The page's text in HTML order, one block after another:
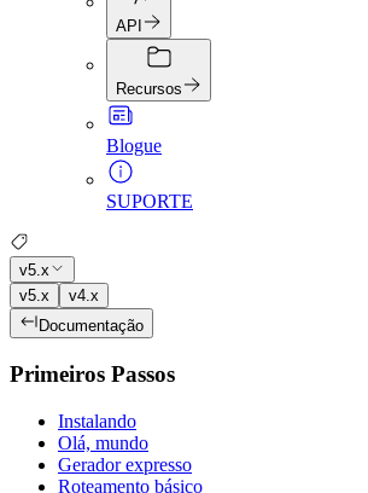
API
Recursos
Blogue
SUPORTE
v5.x
v5.x
v4.x
Documentação
Primeiros Passos
Instalando
Olá, mundo
Gerador expresso
Roteamento básico